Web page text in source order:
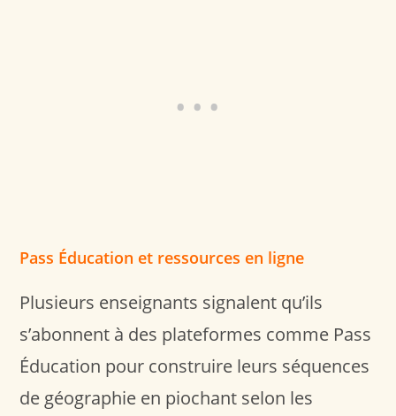
Pass Éducation et ressources en ligne
Plusieurs enseignants signalent qu’ils
s’abonnent à des plateformes comme Pass
Éducation pour construire leurs séquences
de géographie en piochant selon les